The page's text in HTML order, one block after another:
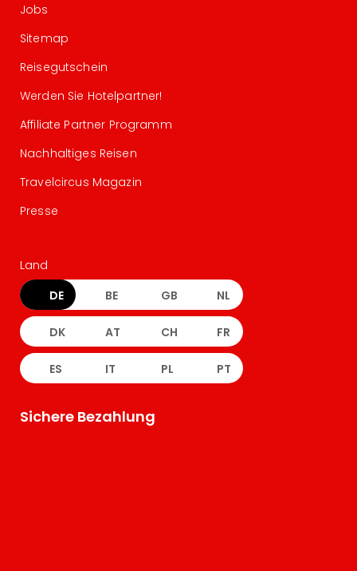
Jobs
Sitemap
Reisegutschein
Werden Sie Hotelpartner!
Affiliate Partner Programm
Nachhaltiges Reisen
Travelcircus Magazin
Presse
Land
DE BE GB NL
DK AT CH FR
ES IT PL PT
Sichere Bezahlung